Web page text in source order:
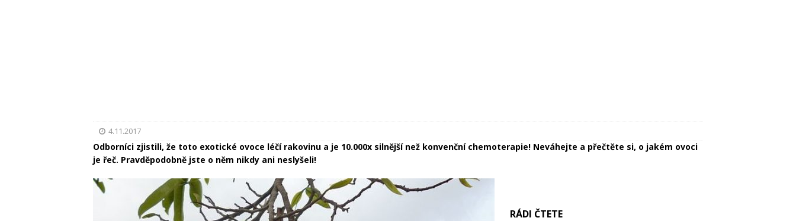
4.11.2017
Odborníci zjistili, že toto exotické ovoce léčí rakovinu a je 10.000x silnější než konvenční chemoterapie! Neváhejte a přečtěte si, o jakém ovoci
je řeč. Pravděpodobně jste o něm nikdy ani neslyšeli!
RÁDI ČTETE